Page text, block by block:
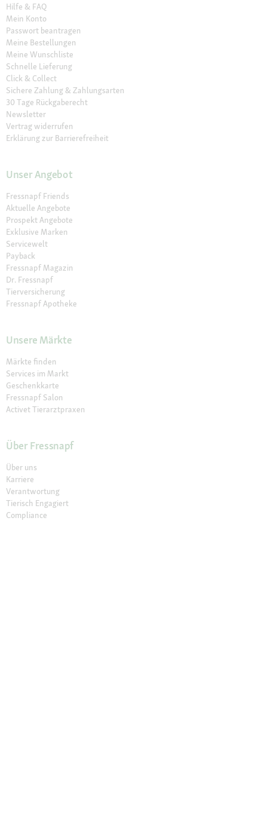
Hilfe & FAQ
Mein Konto
Passwort beantragen
Meine Bestellungen
Meine Wunschliste
Schnelle Lieferung
Click & Collect
Sichere Zahlung & Zahlungsarten
30 Tage Rückgaberecht
Newsletter
Vertrag widerrufen
Erklärung zur Barrierefreiheit
Unser Angebot
Fressnapf Friends
Aktuelle Angebote
Prospekt Angebote
Exklusive Marken
Servicewelt
Payback
Fressnapf Magazin
Dr. Fressnapf
Tierversicherung
Fressnapf Apotheke
Unsere Märkte
Märkte finden
Services im Markt
Geschenkkarte
Fressnapf Salon
Activet Tierarztpraxen
Über Fressnapf
Über uns
Karriere
Verantwortung
Tierisch Engagiert
Compliance